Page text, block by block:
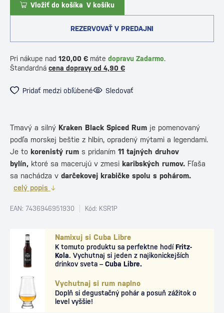
Vložiť do košíka V košíku
REZERVOVAŤ V PREDAJNI
Pri nákupe nad 120,00 € máte dopravu Zadarmo.
Štandardná cena dopravy od 4,90 €
Pridať medzi obľúbené Sledovať
Namixuj si Cuba Libre
K tomuto produktu sa perfektne hodíFritz-
Kola. Vychutnaj si jeden z najikonickejších
drinkov sveta – Cuba Libre.
Vychutnaj si rum naplno
Doplň si degustačný pohár a posuň zážitok o
level vyššie!
Tmavý a silný Kraken Black Spiced Rum je pomenovaný
podľa morskej beštie z hlbín, opradený mýtami a legendami.
Je to korenistý rum s pridaním 11 tajných druhov
bylín, ktoré sa macerujú v zmesi karibských rumov. Fľaša
sa nachádza v darčekovej krabičke spolu s pohárom.
celý popis
EAN: 7436946951930 Kód: KSR1P